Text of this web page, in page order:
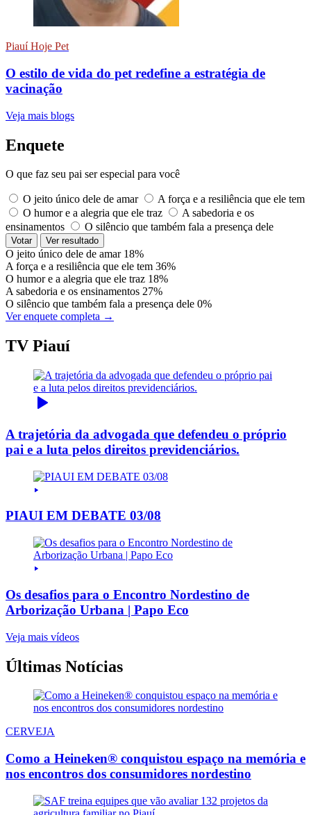
Piauí Hoje Pet
O estilo de vida do pet redefine a estratégia de
vacinação
Veja mais blogs
Enquete
O que faz seu pai ser especial para você
O jeito único dele de amar
A força e a resiliência que ele tem
O humor e a alegria que ele traz
A sabedoria e os
ensinamentos
O silêncio que também fala a presença dele
Votar Ver resultado
O jeito único dele de amar 18%
A força e a resiliência que ele tem 36%
O humor e a alegria que ele traz 18%
A sabedoria e os ensinamentos 27%
O silêncio que também fala a presença dele 0%
Ver enquete completa →
TV Piauí
A trajetória da advogada que defendeu o próprio
pai e a luta pelos direitos previdenciários.
PIAUI EM DEBATE 03/08
Os desafios para o Encontro Nordestino de
Arborização Urbana | Papo Eco
Veja mais vídeos
Últimas Notícias
CERVEJA
Como a Heineken® conquistou espaço na memória e
nos encontros dos consumidores nordestino